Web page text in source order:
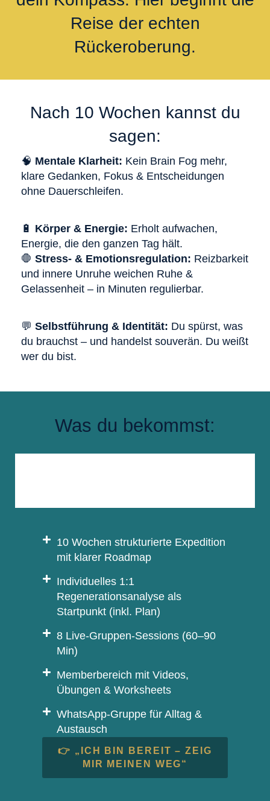
Reise der echten
Rückeroberung.
Nach 10 Wochen kannst du
sagen:
🧠 Mentale Klarheit: Kein Brain Fog mehr,
klare Gedanken, Fokus & Entscheidungen
ohne Dauerschleifen.
🔋 Körper & Energie: Erholt aufwachen,
Energie, die den ganzen Tag hält.
🛑 Stress- & Emotionsregulation: Reizbarkeit
und innere Unruhe weichen Ruhe &
Gelassenheit – in Minuten regulierbar.
💬 Selbstführung & Identität: Du spürst, was
du brauchst – und handelst souverän. Du weißt
wer du bist.
Was du bekommst:
10 Wochen strukturierte Expedition
mit klarer Roadmap
Individuelles 1:1
Regenerationsanalyse als
Startpunkt (inkl. Plan)
8 Live-Gruppen-Sessions (60–90
Min)
Memberbereich mit Videos,
Übungen & Worksheets
WhatsApp-Gruppe für Alltag &
Austausch
👉 „ICH BIN BEREIT – ZEIG
MIR MEINEN WEG“